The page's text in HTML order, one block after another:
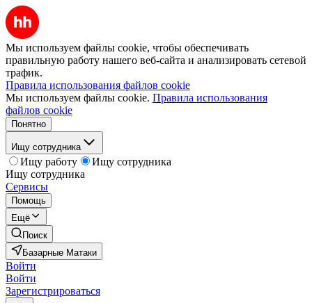
Мы используем файлы cookie, чтобы обеспечивать
правильную работу нашего веб-сайта и анализировать сетевой
трафик.
Правила использования файлов cookie
Мы используем файлы cookie. Правила использования
файлов cookie
Понятно
Ищу сотрудника
Ищу работу
Ищу сотрудника
Ищу сотрудника
Сервисы
Помощь
Ещё
Поиск
Базарные Матаки
Войти
Войти
Зарегистрироваться